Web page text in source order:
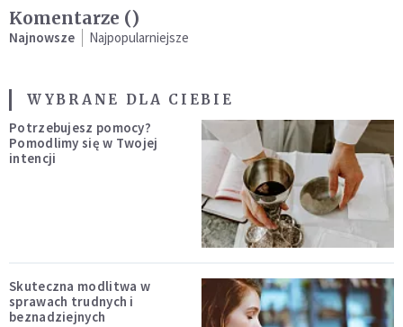
Komentarze ()
Najnowsze Najpopularniejsze
WYBRANE DLA CIEBIE
Potrzebujesz pomocy?
Pomodlimy się w Twojej
intencji
Skuteczna modlitwa w
sprawach trudnych i
beznadziejnych